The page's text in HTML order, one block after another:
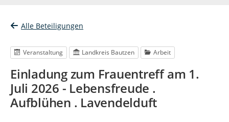
Alle Beteiligungen
Veranstaltung Landkreis Bautzen Arbeit
Einladung zum Frauentreff am 1.
Juli 2026 - Lebensfreude .
Aufblühen . Lavendelduft